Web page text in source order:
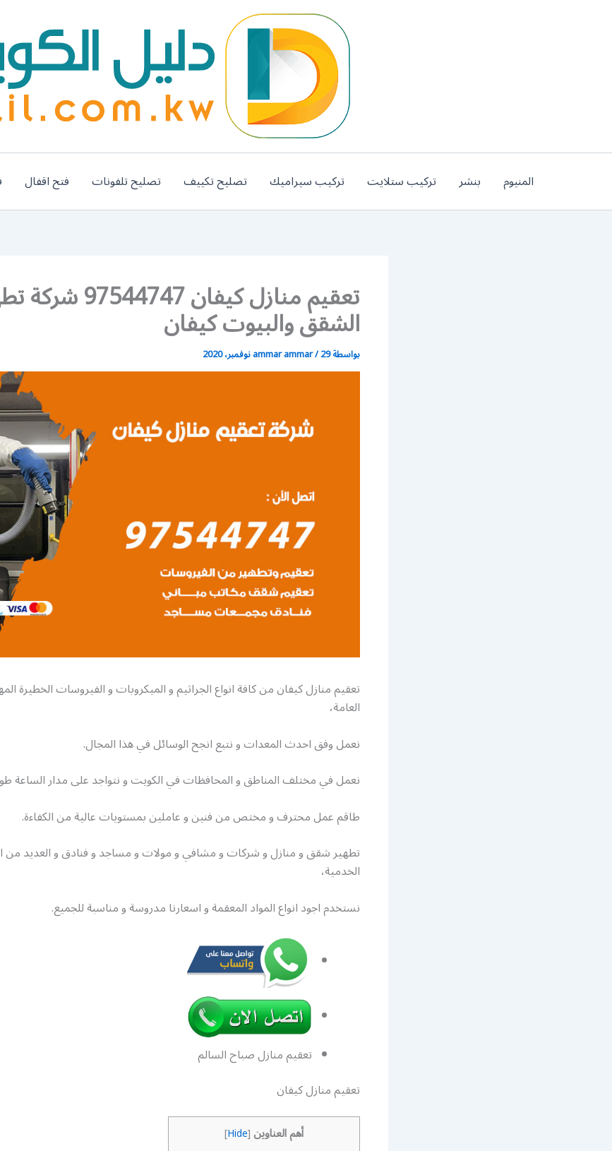
المنيوم بنشر تركيب ستلايت تركيب سيراميك تصليح تكييف تصليح تلفونات فتح اقفال
تعقيم منازل كيفان
الشقق والبيوت كيفان
بواسطة ammar ammar/29 نوفمبر، 2020
تعقيم منازل كيفان من كافة انواع الجراثيم و الميكروبات و الفيروسات الخطيرة
العامة،
نعمل وفق احدث المعدات و نتبع انجح الوسائل في هذا المجال.
نعمل في مختلف المناطق و المحافظات في الكويت و نتواجد على مدار الساعة
طاقم عمل محترف و مختص من فنين و عاملين بمستويات عالية من الكفاءة.
تطهير شقق و منازل و شركات و مشافي و مولات و مساجد و فنادق و العديد من
الخدمية،
نستخدم اجود انواع المواد المعقمة و اسعارنا مدروسة و مناسبة للجميع.
تعقيم منازل صباح السالم
تعقيم منازل كيفان
أهم العناوين [
Hide
]